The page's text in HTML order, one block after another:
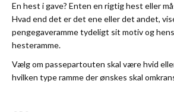
En hest i gave? Enten en rigtig hest eller
Hvad end det er det ene eller det andet,
pengegaveramme tydeligt sit motiv og
hesteramme.
Vælg om passepartouten skal være hvid
hvilken type ramme der ønskes skal